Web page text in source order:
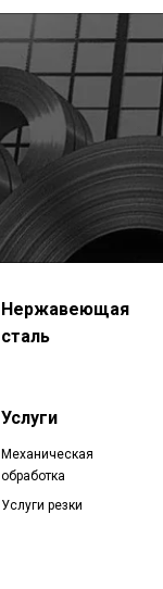
Нержавеющая
сталь
Услуги
Механическая
обработка
Услуги резки